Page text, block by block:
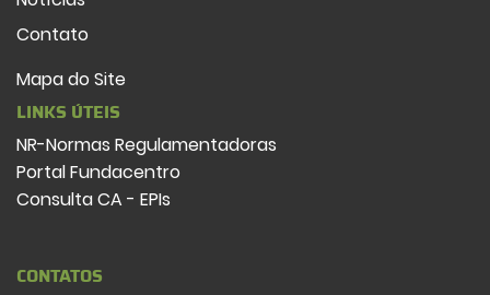
Contato
Mapa do Site
LINKS ÚTEIS
NR-Normas Regulamentadoras
Portal Fundacentro
Consulta CA - EPIs
CONTATOS